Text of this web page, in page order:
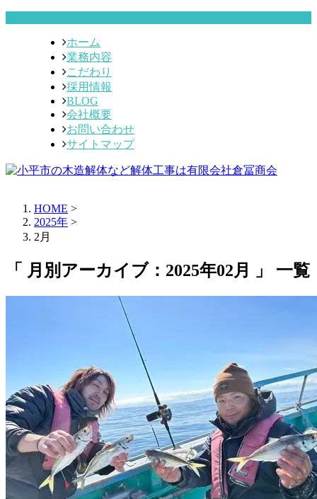
ホーム
業務内容
こだわり
採用情報
BLOG
会社概要
お問い合わせ
サイトマップ
HOME >
2025年 >
2月
「 月別アーカイブ：2025年02月 」 一覧